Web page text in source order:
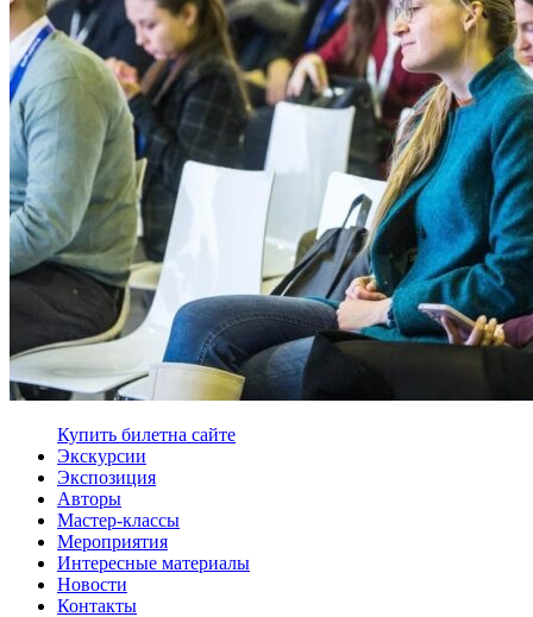
Купить билетна сайте
Экскурсии
Экспозиция
Авторы
Мастер-классы
Мероприятия
Интересные материалы
Новости
Контакты